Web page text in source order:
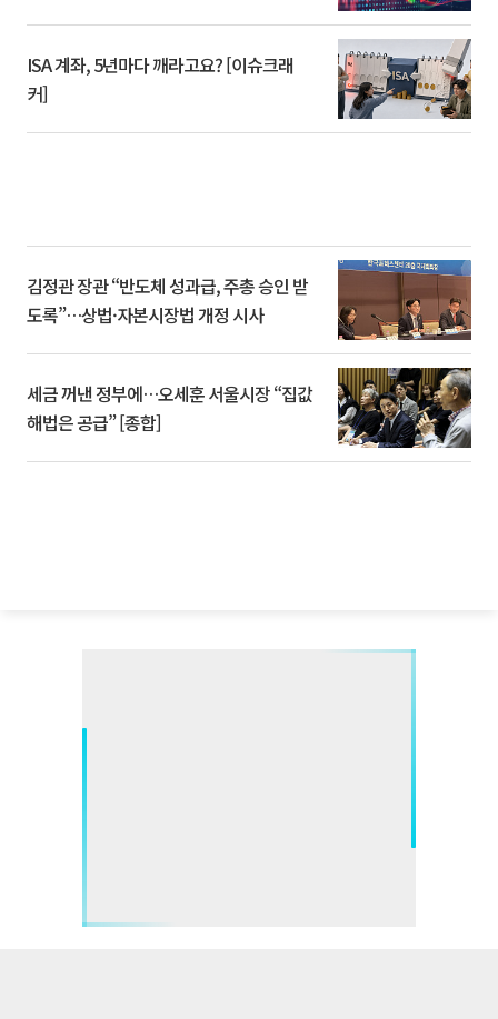
ISA 계좌, 5년마다 깨라고요? [이슈크래
커]
김정관 장관 “반도체 성과급, 주총 승인 받
도록”…상법·자본시장법 개정 시사
세금 꺼낸 정부에…오세훈 서울시장 “집값
해법은 공급” [종합]